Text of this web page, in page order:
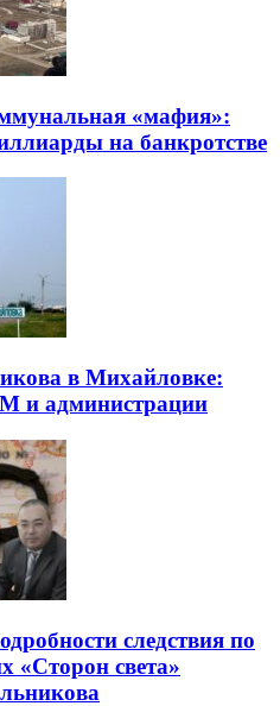
«мафия»:
на банкротстве
в Михайловке:
и администрации
следствия по
«Сторон света»